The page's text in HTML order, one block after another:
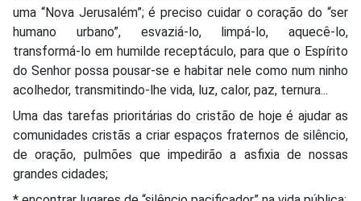
uma “Nova Jerusalém”; é preciso cuidar o coração do “ser
humano urbano”, esvaziá-lo, limpá-lo, aquecê-lo,
transformá-lo em humilde receptáculo, para que o Espírito
do Senhor possa pousar-se e habitar nele como num ninho
acolhedor, transmitindo-lhe vida, luz, calor, paz, ternura...
Uma das tarefas prioritárias do cristão de hoje é ajudar as
comunidades cristãs a criar espaços fraternos de silêncio,
de oração, pulmões que impedirão a asfixia de nossas
grandes cidades;